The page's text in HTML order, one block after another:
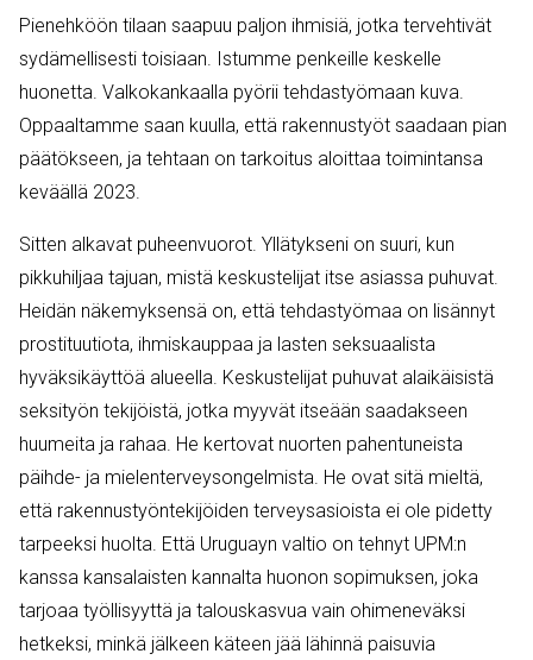
Pienehköön tilaan saapuu paljon ihmisiä, jotka tervehtivät
sydämellisesti toisiaan. Istumme penkeille keskelle
huonetta. Valkokankaalla pyörii tehdastyömaan kuva.
Oppaaltamme saan kuulla, että rakennustyöt saadaan pian
päätökseen, ja tehtaan on tarkoitus aloittaa toimintansa
keväällä 2023.
Sitten alkavat puheenvuorot. Yllätykseni on suuri, kun
pikkuhiljaa tajuan, mistä keskustelijat itse asiassa puhuvat.
Heidän näkemyksensä on, että tehdastyömaa on lisännyt
prostituutiota, ihmiskauppaa ja lasten seksuaalista
hyväksikäyttöä alueella. Keskustelijat puhuvat alaikäisistä
seksityön tekijöistä, jotka myyvät itseään saadakseen
huumeita ja rahaa. He kertovat nuorten pahentuneista
päihde- ja mielenterveysongelmista. He ovat sitä mieltä,
että rakennustyöntekijöiden terveysasioista ei ole pidetty
tarpeeksi huolta. Että Uruguayn valtio on tehnyt UPM:n
kanssa kansalaisten kannalta huonon sopimuksen, joka
tarjoaa työllisyyttä ja talouskasvua vain ohimeneväksi
hetkeksi, minkä jälkeen käteen jää lähinnä paisuvia